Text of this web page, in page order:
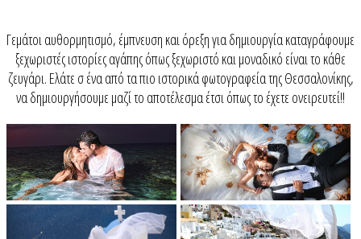
Γεμάτοι αυθορμητισμό, έμπνευση και όρεξη για δημιουργία καταγράφουμε
ξεχωριστές ιστορίες αγάπης όπως ξεχωριστό και μοναδικό είναι το κάθε
ζευγάρι. Ελάτε σ ένα από τα πιο ιστορικά φωτογραφεία της Θεσσαλονίκης,
να δημιουργήσουμε μαζί το αποτέλεσμα έτσι όπως το έχετε ονειρευτεί!!